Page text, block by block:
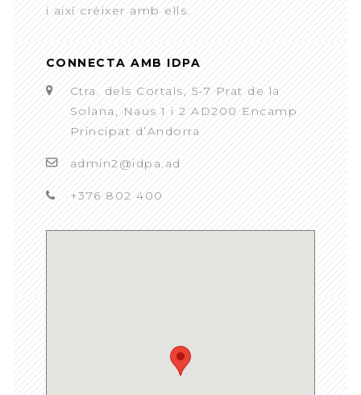
i així créixer amb ells.
CONNECTA AMB IDPA
Ctra. dels Cortals, 5-7 Prat de la
Solana, Naus 1 i 2 AD200 Encamp
Principat d’Andorra
admin2@idpa.ad
+376 802 400